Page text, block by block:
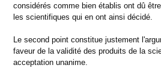
considérés comme bien établis ont dû
les scientifiques qui en ont ainsi décidé.
Le second point constitue justement
faveur de la validité des produits de la
acceptation unanime.